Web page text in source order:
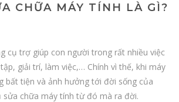
CHỮA MÁY TÍNH LÀ GÌ?
cụ trợ giúp con người trong rất nhiều việc
giải trí, làm việc,… Chính vì thế, khi máy
bất tiện và ảnh hưởng tới đời sống của
sửa chữa máy tính từ đó mà ra đời.